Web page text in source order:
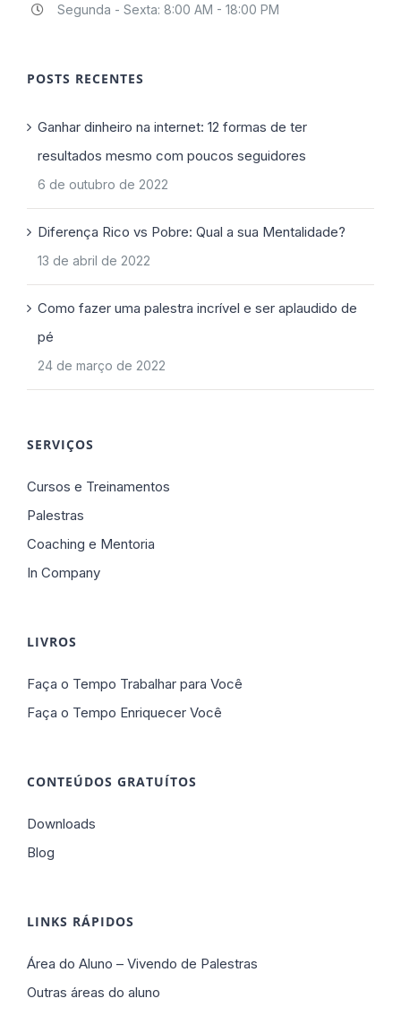
Segunda - Sexta: 8:00 AM - 18:00 PM
POSTS RECENTES
Ganhar dinheiro na internet: 12 formas de ter
resultados mesmo com poucos seguidores
6 de outubro de 2022
Diferença Rico vs Pobre: Qual a sua Mentalidade?
13 de abril de 2022
Como fazer uma palestra incrível e ser aplaudido de
pé
24 de março de 2022
SERVIÇOS
Cursos e Treinamentos
Palestras
Coaching e Mentoria
In Company
LIVROS
Faça o Tempo Trabalhar para Você
Faça o Tempo Enriquecer Você
CONTEÚDOS GRATUÍTOS
Downloads
Blog
LINKS RÁPIDOS
Área do Aluno – Vivendo de Palestras
Outras áreas do aluno